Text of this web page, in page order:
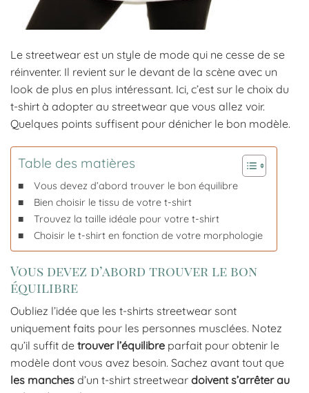
Le streetwear est un style de mode qui ne cesse de se
réinventer. Il revient sur le devant de la scène avec un
look de plus en plus intéressant. Ici, c’est sur le choix du
t-shirt à adopter au streetwear que vous allez voir.
Quelques points suffisent pour dénicher le bon modèle.
Table des matières
Vous devez d’abord trouver le bon équilibre
Bien choisir le tissu de votre t-shirt
Trouvez la taille idéale pour votre t-shirt
Choisir le t-shirt en fonction de votre morphologie
Vous devez d’abord trouver le bon
équilibre
Oubliez l’idée que les t-shirts streetwear sont
uniquement faits pour les personnes musclées. Notez
qu’il suffit de trouver l’équilibre parfait pour obtenir le
modèle dont vous avez besoin. Sachez avant tout que
les manches d’un t-shirt streetwear doivent s’arrêter au